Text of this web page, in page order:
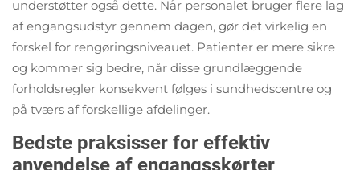
understøtter også dette. Når personalet bruger flere lag
af engangsudstyr gennem dagen, gør det virkelig en
forskel for rengøringsniveauet. Patienter er mere sikre
og kommer sig bedre, når disse grundlæggende
forholdsregler konsekvent følges i sundhedscentre og
på tværs af forskellige afdelinger.
Bedste praksisser for effektiv
anvendelse af engangsskørter